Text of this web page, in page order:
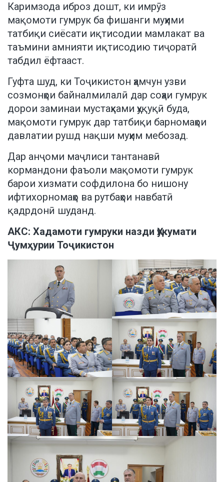
Каримзода иброз дошт, ки имрӯз
мақомоти гумрук ба фишанги муҳими
татбиқи сиёсати иқтисодии мамлакат ва
таъмини амнияти иқтисодию тиҷоратӣ
табдил ёфтааст.
Гуфта шуд, ки Тоҷикистон ҳамчун узви
созмонҳои байналмилалӣ дар соҳаи гумрук
дорои заминаи мустаҳками ҳуқуқӣ буда,
мақомоти гумрук дар татбиқи барномаҳои
давлатии рушд нақши муҳим мебозад.
Дар анҷоми маҷлиси тантанавӣ
кормандони фаъоли мақомоти гумрук
барои хизмати софдилона бо нишону
ифтихорномаҳо ва рутбаҳои навбатӣ
қадрдонӣ шуданд.
АКС: Хадамоти гумруки назди Ҳукумати
Ҷумҳурии Тоҷикистон